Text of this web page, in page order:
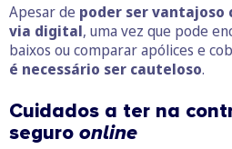
Apesar de poder ser
via digital, uma vez que pode
baixos ou comparar apólices e
é necessário ser cauteloso.
Cuidados a ter na
seguro online